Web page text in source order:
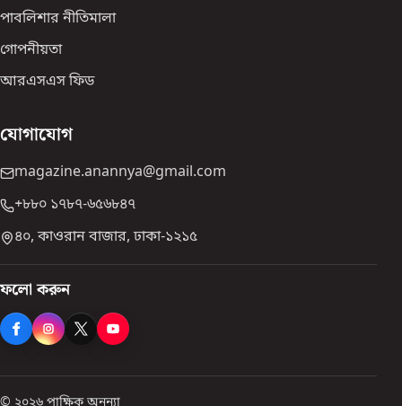
পাবলিশার নীতিমালা
গোপনীয়তা
আরএসএস ফিড
যোগাযোগ
magazine.anannya@gmail.com
+৮৮০ ১৭৮৭-৬৫৬৮৪৭
৪০, কাওরান বাজার, ঢাকা-১২১৫
ফলো করুন